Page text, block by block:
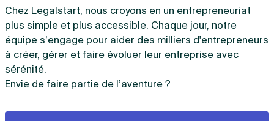
Chez Legalstart, nous croyons en un entrepreneuriat
plus simple et plus accessible. Chaque jour, notre
équipe s’engage pour aider des milliers d'entrepreneurs
à créer, gérer et faire évoluer leur entreprise avec
sérénité.
Envie de faire partie de l’aventure ?